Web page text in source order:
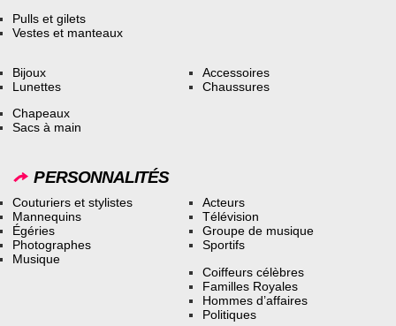
Pulls et gilets
Vestes et manteaux
Bijoux
Lunettes
Accessoires
Chaussures
Chapeaux
Sacs à main
PERSONNALITÉS
Couturiers et stylistes
Mannequins
Égéries
Photographes
Musique
Acteurs
Télévision
Groupe de musique
Sportifs
Coiffeurs célèbres
Familles Royales
Hommes d’affaires
Politiques